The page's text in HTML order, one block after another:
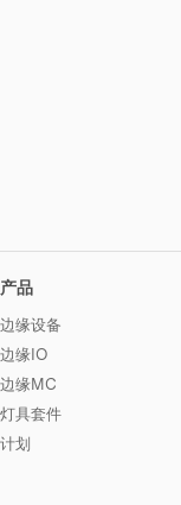
产品
边缘设备
边缘IO
边缘MC
灯具套件
计划